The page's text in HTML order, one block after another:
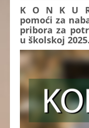
2025./2026.godini
K O N K U
pomoći za
pribora za
u školskoj